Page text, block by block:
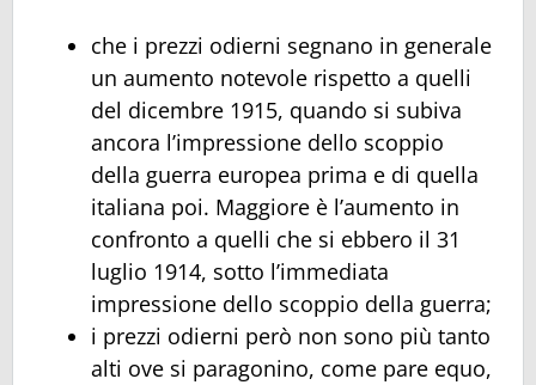
che i prezzi odierni segnano in generale
un aumento notevole rispetto a quelli
del dicembre 1915, quando si subiva
ancora l’impressione dello scoppio
della guerra europea prima e di quella
italiana poi. Maggiore è l’aumento in
confronto a quelli che si ebbero il 31
luglio 1914, sotto l’immediata
impressione dello scoppio della guerra;
i prezzi odierni però non sono più tanto
alti ove si paragonino, come pare equo,